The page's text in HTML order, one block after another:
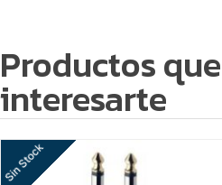
Productos
interesarte
Sin Stock